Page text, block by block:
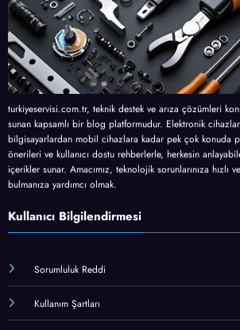
turkiyeservisi.com.tr, teknik destek ve arıza çözümleri
sunan kapsamlı bir blog platformudur. Elektronik
bilgisayarlardan mobil cihazlara kadar pek çok konuda
önerileri ve kullanıcı dostu rehberlerle, herkesin
içerikler sunar. Amacımız, teknolojik sorunlarınıza hızlı
bulmanıza yardımcı olmak.
Kullanıcı Bilgilendirmesi
Sorumluluk Reddi
Kullanım Şartları